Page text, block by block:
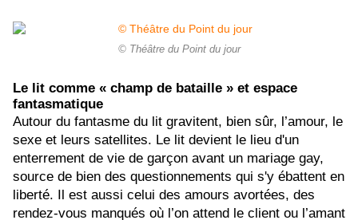
© Théâtre du Point du jour
Le lit comme « champ de bataille » et espace
fantasmatique
Autour du fantasme du lit gravitent, bien sûr, l’amour, le
sexe et leurs satellites. Le lit devient le lieu d'un
enterrement de vie de garçon avant un mariage gay,
source de bien des questionnements qui s'y ébattent en
liberté. Il est aussi celui des amours avortées, des
rendez-vous manqués où l’on attend le client ou l’amant